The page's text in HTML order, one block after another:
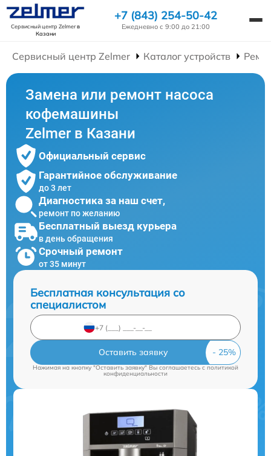
Сервисный центр Zelmerв
Казани
+7 (843) 254-50-42
Ежедневно с 9:00 до 21:00
Сервисный центр Zelmer Каталог устройств
Замена или ремонт насоса
кофемашины
Zelmer в Казани
Официальный сервис
Гарантийное обслуживание
до 3 лет
Диагностика за наш счет,
ремонт по желанию
Бесплатный выезд курьера
в день обращения
Срочный ремонт
от 35 минут
Бесплатная консультация со
специалистом
Оставить заявку
Нажимая на кнопку "Оставить заявку" Вы соглашаетесь c политикой
конфиденциальности